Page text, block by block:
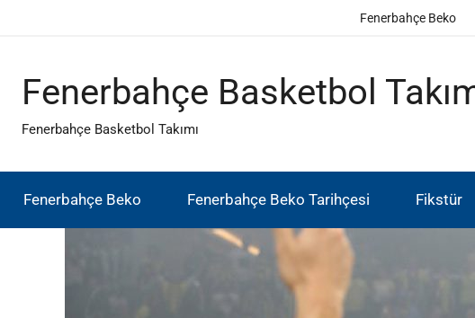
Fenerbahçe Beko
Fenerbahçe Basketbol
Fenerbahçe Basketbol Takımı
Fenerbahçe Beko Fenerbahçe Beko Tarihçesi Fikstür